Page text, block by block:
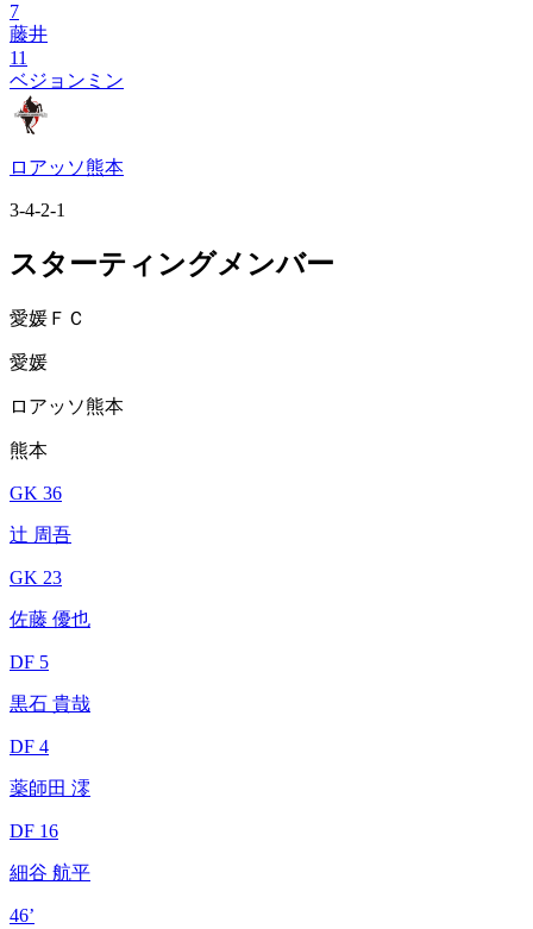
7
藤井
11
ベジョンミン
ロアッソ熊本
3-4-2-1
スターティングメンバー
愛媛ＦＣ
愛媛
ロアッソ熊本
熊本
GK 36
辻 周吾
GK 23
佐藤 優也
DF 5
黒石 貴哉
DF 4
薬師田 澪
DF 16
細谷 航平
46’